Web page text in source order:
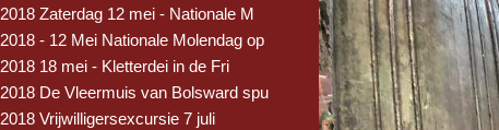
2018 Zaterdag 12 mei - Nationale M
2018 - 12 Mei Nationale Molendag op
2018 18 mei - Kletterdei in de Fri
2018 De Vleermuis van Bolsward spu
2018 Vrijwilligersexcursie 7 juli